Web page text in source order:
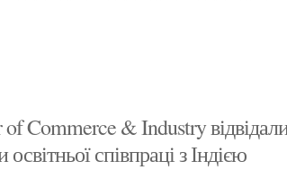
Commerce & Industry
співпраці з Індією